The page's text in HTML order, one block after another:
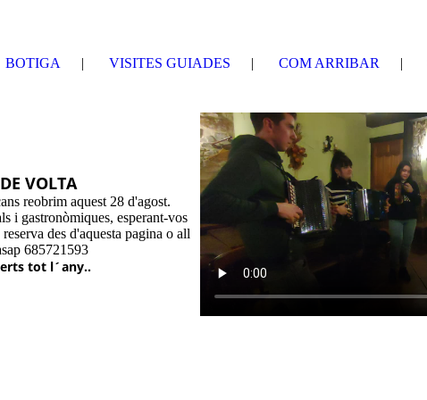
BOTIGA VISITES GUIADES COM ARRIBAR
VOLTA
reobrim aquest 28 d'agost.
i gastronòmiques, esperant-vos
des d'aquesta pagina o all
685721593
tot l´any..